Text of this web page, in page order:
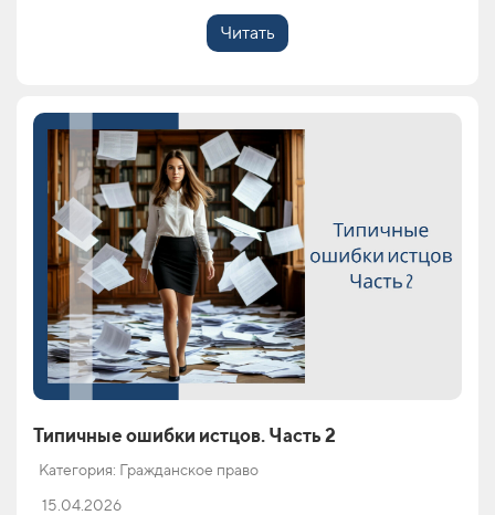
Читать
Типичные ошибки истцов. Часть 2
Категория: Гражданское право
15.04.2026